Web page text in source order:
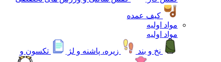
کیف عمده
مواد اولیه
مواد اولیه
نخ و بند
زیره، پاشنه و لژ
تکسون و